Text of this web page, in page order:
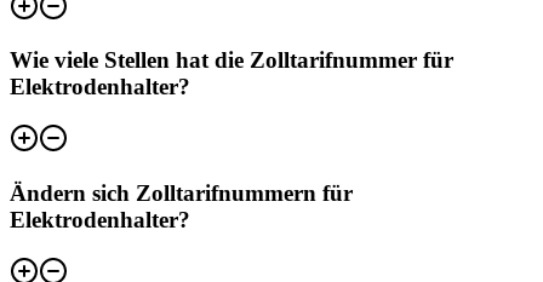
Wie viele Stellen hat die Zolltarifnummer für
Elektrodenhalter?
Ändern sich Zolltarifnummern für
Elektrodenhalter?